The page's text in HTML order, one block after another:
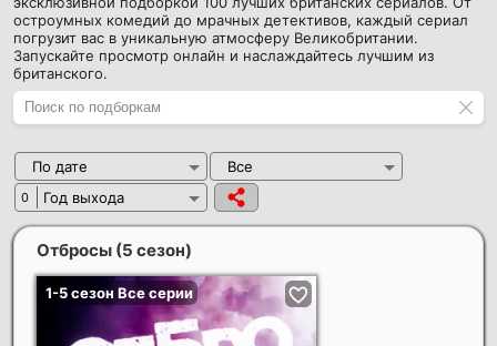
остроумных комедий до мрачных детективов, каждый сериал
погрузит вас в уникальную атмосферу Великобритании.
Запускайте просмотр онлайн и наслаждайтесь лучшим из
британского.
По дате Все
0 Год выхода
Отбросы (5 сезон)